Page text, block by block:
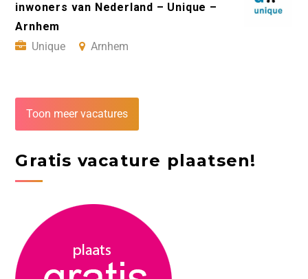
inwoners van Nederland – Unique –
Arnhem
Unique
Arnhem
Toon meer vacatures
Gratis vacature plaatsen!